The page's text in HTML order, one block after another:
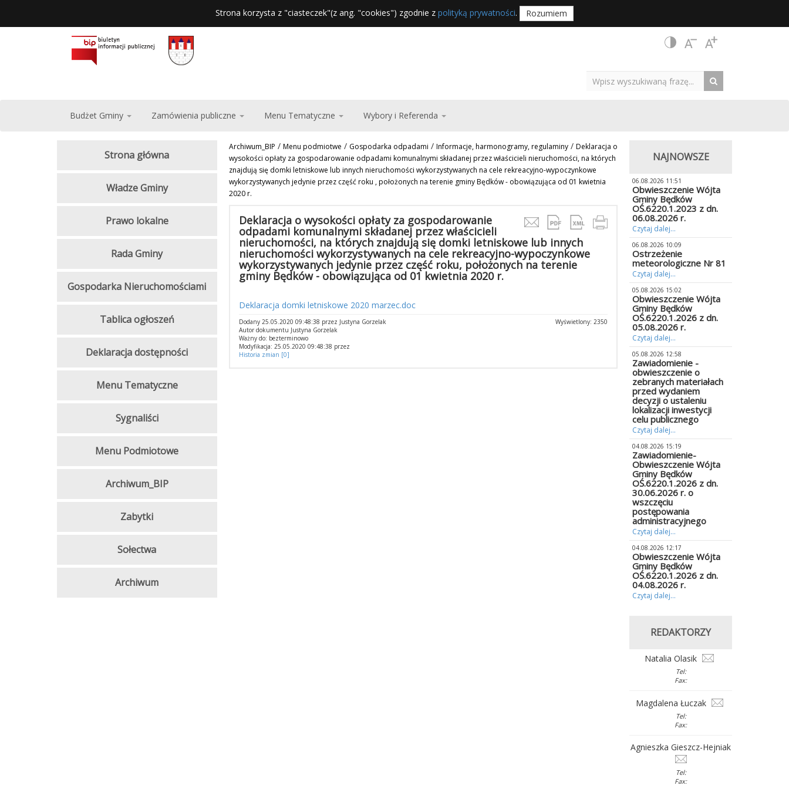
Strona korzysta z "ciasteczek"(z ang. "cookies") zgodnie z polityką prywatności. Rozumiem
Budżet Gminy Zamówienia publiczne Menu Tematyczne Wybory i Referenda
Archiwum_BIP / Menu podmiotwe / Gospodarka odpadami / Informacje, harmonogramy, regulaminy/ Deklaracja o
wysokości opłaty za gospodarowanie odpadami komunalnymi składanej przez właścicieli nieruchomości, na których
znajdują się domki letniskowe lub innych nieruchomości wykorzystywanych na cele rekreacyjno-wypoczynkowe
wykorzystywanych jedynie przez część roku , położonych na terenie gminy Będków - obowiązująca od 01 kwietnia
2020 r.
Deklaracja o wysokości opłaty za gospodarowanie
odpadami komunalnymi składanej przez właścicieli
nieruchomości, na których znajdują się domki letniskowe lub innych
nieruchomości wykorzystywanych na cele rekreacyjno-wypoczynkowe
wykorzystywanych jedynie przez część roku, położonych na terenie
gminy Będków - obowiązująca od 01 kwietnia 2020 r.
Deklaracja domki letniskowe 2020 marzec.doc
Wyświetlony: 2350
Dodany 25.05.2020 09:48:38 przez Justyna Gorzelak
Autor dokumentu Justyna Gorzelak
Ważny do: bezterminowo
Modyfikacja: 25.05.2020 09:48:38 przez
Historia zmian [0]
Strona główna
Władze Gminy
Prawo lokalne
Rada Gminy
Gospodarka Nieruchomościami
Tablica ogłoszeń
Deklaracja dostępności
Menu Tematyczne
Sygnaliści
Menu Podmiotowe
Archiwum_BIP
Zabytki
Sołectwa
Archiwum
NAJNOWSZE
06.08.2026 11:51
Obwieszczenie Wójta
Gminy Będków
OŚ.6220.1.2023 z dn.
06.08.2026 r.
Czytaj dalej...
06.08.2026 10:09
Ostrzeżenie
meteorologiczne Nr 81
Czytaj dalej...
05.08.2026 15:02
Obwieszczenie Wójta
Gminy Będków
OŚ.6220.1.2026 z dn.
05.08.2026 r.
Czytaj dalej...
05.08.2026 12:58
Zawiadomienie -
obwieszczenie o
zebranych materiałach
przed wydaniem
decyzji o ustaleniu
lokalizacji inwestycji
celu publicznego
Czytaj dalej...
04.08.2026 15:19
Zawiadomienie-
Obwieszczenie Wójta
Gminy Będków
OŚ.6220.1.2026 z dn.
30.06.2026 r. o
wszczęciu
postępowania
administracyjnego
Czytaj dalej...
04.08.2026 12:17
Obwieszczenie Wójta
Gminy Będków
OŚ.6220.1.2026 z dn.
04.08.2026 r.
Czytaj dalej...
REDAKTORZY
Natalia Olasik
Tel:
Fax:
Magdalena Łuczak
Tel:
Fax:
Agnieszka Gieszcz-Hejniak
Tel:
Fax: